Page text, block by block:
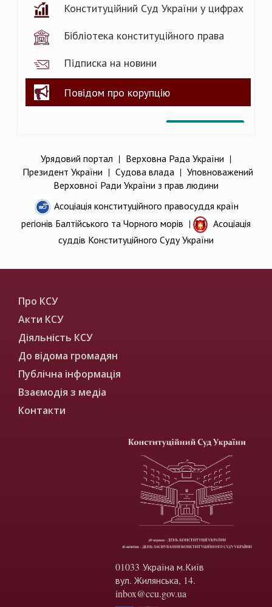
Конституційний Суд України у цифрах
Бібліотека конституційного права
Підписка на новини
Повідом про корупцію
Урядовий портал | Верховна Рада України |
Президент України | Судова влада| Уповноважений
Верховної Ради України з прав людини
Асоціація конституційного правосуддя країн
регіонів Балтійського та Чорного морів |
Асоціація
суддів Конституційного Суду України
Про КСУ
Акти КСУ
Діяльність КСУ
До відома громадян
Публічна інформація
Взаємодія з медіа
Контакти
01033 Україна м.Київ
вул. Жилянська, 14.
inbox@ccu.gov.ua